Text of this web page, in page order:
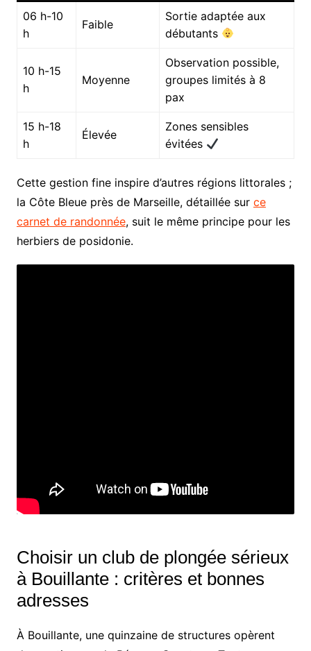
06 h-10
h
Faible
Sortie adaptée aux
débutants
10 h-15
h
Moyenne
Observation possible,
groupes limités à 8
pax
15 h-18
h
Élevée
Zones sensibles
évitées
Cette gestion fine inspire d’autres régions littorales ;
la Côte Bleue près de Marseille, détaillée sur ce
carnet de randonnée, suit le même principe pour les
herbiers de posidonie.
Choisir un club de plongée sérieux
à Bouillante : critères et bonnes
adresses
À Bouillante, une quinzaine de structures opèrent